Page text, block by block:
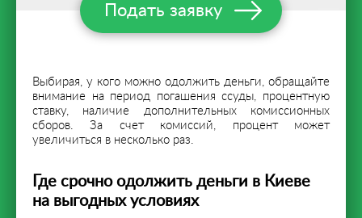
Подать заявку
Выбирая, у кого можно одолжить деньги, обращайте
внимание на период погашения ссуды, процентную
ставку, наличие дополнительных комиссионных
сборов. За счет комиссий, процент может
увеличиться в несколько раз.
Где срочно одолжить деньги в Киеве
на выгодных условиях